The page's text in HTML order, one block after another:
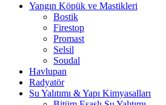
Yangın Köpük ve Mastikleri
Bostik
Firestop
Promast
Selsil
Soudal
Havlupan
Radyatör
Su Yalıtımı & Yapı Kimyasalları